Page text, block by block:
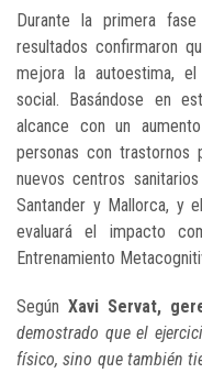
Durante la primera
resultados confirmaron
mejora la autoestima,
social. Basándose en
alcance con un
personas con trastornos
nuevos centros
Santander y Mallorca, y
evaluará el impacto
Entrenamiento
SegúnXavi Servat,
demostrado que el
físico, sino que también